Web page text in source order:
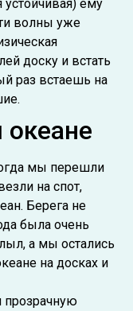
ему
волны уже
доску и встать
раз встаешь на
мы перешли
на спот,
Берега не
была очень
а мы остались
на досках и